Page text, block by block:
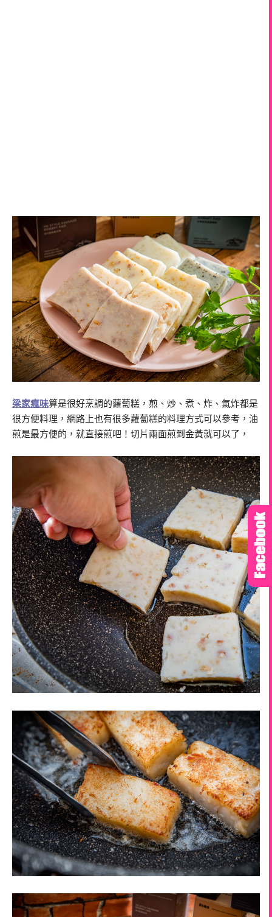
梁家瘋味算是很好烹調的蘿蔔糕，煎、炒、煮、炸、氣炸都是
很方便料理，網路上也有很多蘿蔔糕的料理方式可以參考，油
煎是最方便的，就直接煎吧！切片兩面煎到金黃就可以了，